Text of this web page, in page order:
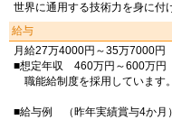
世界に通用する技術力を身に付
給与
月給27万4000円～35万7000円
■想定年収 460万円～600万円
職能給制度を採用しています。
■給与例 （昨年実績賞与4か月）